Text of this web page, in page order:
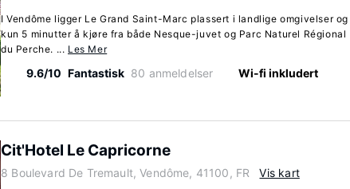
I Vendôme ligger Le Grand Saint-Marc plassert i landlige omgivelser og
kun 5 minutter å kjøre fra både Nesque-juvet og Parc Naturel Régional
du Perche. ... Les Mer
9.6/10 Fantastisk 80 anmeldelser Wi-fi inkludert
Cit'Hotel Le Capricorne
8 Boulevard De Tremault, Vendôme, 41100, FR Vis kart